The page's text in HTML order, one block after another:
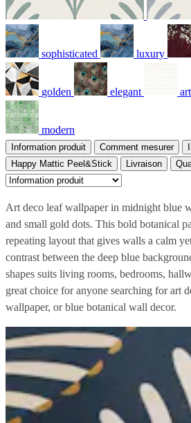
sophisticated luxury
golden elegant
modern
Information produit Comment mesurer
Happy Mattic Peel&Stick
Livraison
Art deco leaf wallpaper in midnight blue
and small gold dots. This bold botanical
repeating layout that gives walls a calm
contrast between the deep blue
shapes suits living rooms, bedrooms,
great choice for anyone searching for art
wallpaper, or blue botanical wall decor.